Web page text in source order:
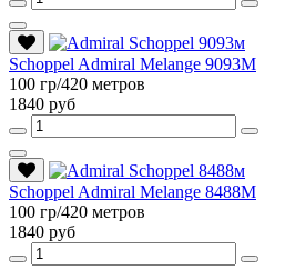
Schoppel Admiral Melange 9093M
100 гр/420 метров
1840 руб
Schoppel Admiral Melange 8488M
100 гр/420 метров
1840 руб